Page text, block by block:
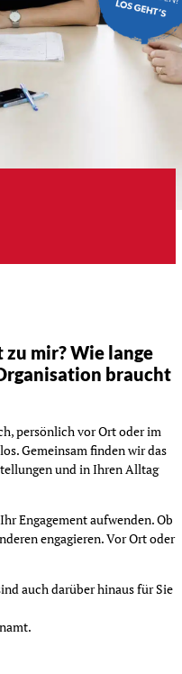
zu mir? Wie lange
braucht
persönlich vor Ort oder im
Gemeinsam finden wir das
und in Ihren Alltag
Engagement aufwenden. Ob
engagieren. Vor Ort oder
auch darüber hinaus für Sie